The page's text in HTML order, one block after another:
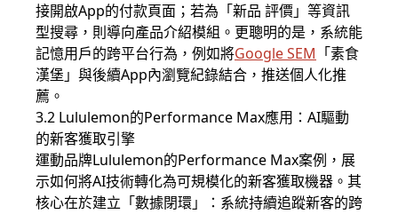
接開啟App的付款頁面；若為「新品 評價」等資訊
型搜尋，則導向產品介紹模組。更聰明的是，系統能
記憶用戶的跨平台行為，例如將Google SEM 「素食
漢堡」與後續App內瀏覽紀錄結合，推送個人化推
薦。
3.2 Lululemon的Performance Max應用：AI驅動
的新客獲取引擎
運動品牌Lululemon的Performance Max案例，展
示如何將AI技術轉化為可規模化的新客獲取機器。其
核心在於建立「數據閉環」：系統持續追蹤新客的跨